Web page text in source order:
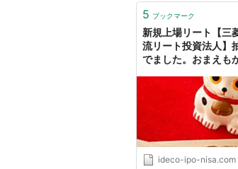
5 ブックマーク
新規上場リート【三
流リート投資法人】
でました。おまえも
ideco-ipo-nisa.com